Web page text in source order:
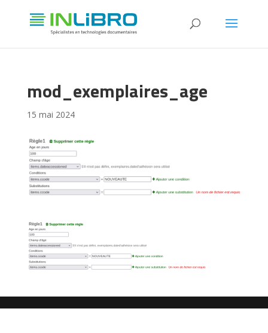
mod_exemplaires_age
15 mai 2024